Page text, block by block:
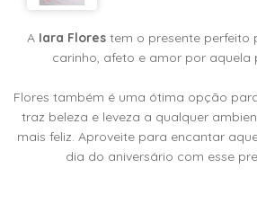
Atendimento
31
A Iara Florestem o presente perfeito
carinho, afeto e amor por aquela
Flores também é uma ótima opção
traz beleza e leveza a qualquer
mais feliz. Aproveite para encantar
dia do aniversário com esse